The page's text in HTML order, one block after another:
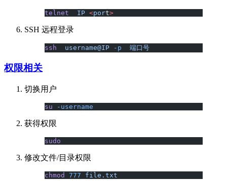
telnet
  IP
<port>
SSH 远程登录
ssh
  username@IP
-p
  端口号
权限相关
切换用户
su -username
获得权限
sudo
修改文件/目录权限
chmod 777 file.txt